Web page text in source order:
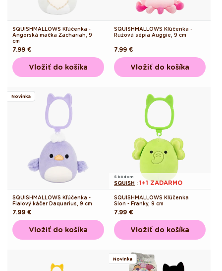
SQUISHMALLOWS Kľúčenka -
Angorská mačka Zachariah, 9
cm
Pôvodná
cena
7.99 €
Vložiť do košíka
SQUISHMALLOWS Kľúčenka -
Ružová sépia Auggie, 9 cm
Pôvodná
cena
7.99 €
Vložiť do košíka
Novinka
SQUISHMALLOWS Kľúčenka -
Fialový káčer Daquarius, 9 cm
Pôvodná
cena
7.99 €
Vložiť do košíka
S kódom
SQUISH : 1+1 ZADARMO
SQUISHMALLOWS Kľúčenka
Slon - Franky, 9 cm
Pôvodná
cena
7.99 €
Vložiť do košíka
Novinka